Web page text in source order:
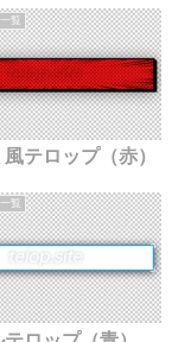
覧
テロップ（赤）
覧